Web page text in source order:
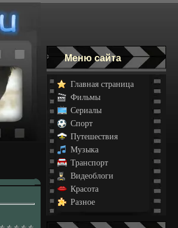
Меню сайта
Главная страница
Фильмы
Сериалы
Спорт
Путешествия
Музыка
Транспорт
Видеоблоги
Красота
Разное